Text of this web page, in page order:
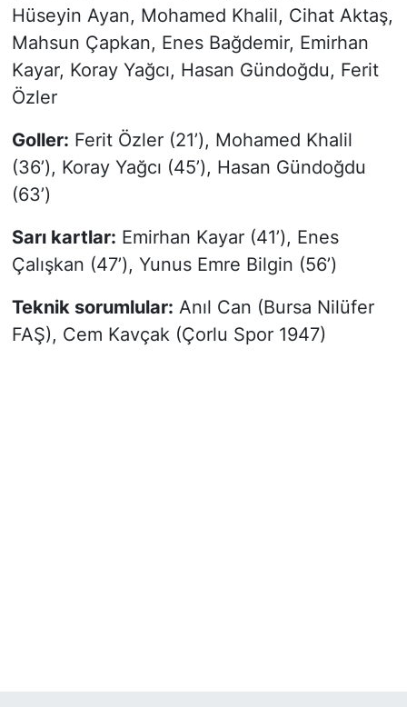
Hüseyin Ayan, Mohamed Khalil, Cihat Aktaş,
Mahsun Çapkan, Enes Bağdemir, Emirhan
Kayar, Koray Yağcı, Hasan Gündoğdu, Ferit
Özler
Goller: Ferit Özler (21’), Mohamed Khalil
(36’), Koray Yağcı (45’), Hasan Gündoğdu
(63’)
Sarı kartlar: Emirhan Kayar (41’), Enes
Çalışkan (47’), Yunus Emre Bilgin (56’)
Teknik sorumlular: Anıl Can (Bursa Nilüfer
FAŞ), Cem Kavçak (Çorlu Spor 1947)